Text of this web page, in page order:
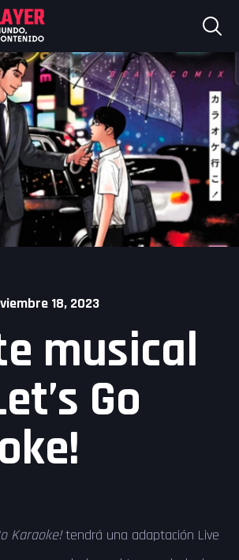
18, 2023
musical
Go
Karaoke!tendrá una adaptación Live